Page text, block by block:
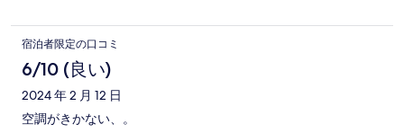
宿泊者限定の口コミ
6/10 (良い)
2024 年 2 月 12 日
空調がきかない、。